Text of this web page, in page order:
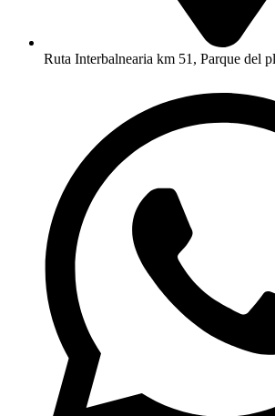
Ruta Interbalnearia km 51, Parque del